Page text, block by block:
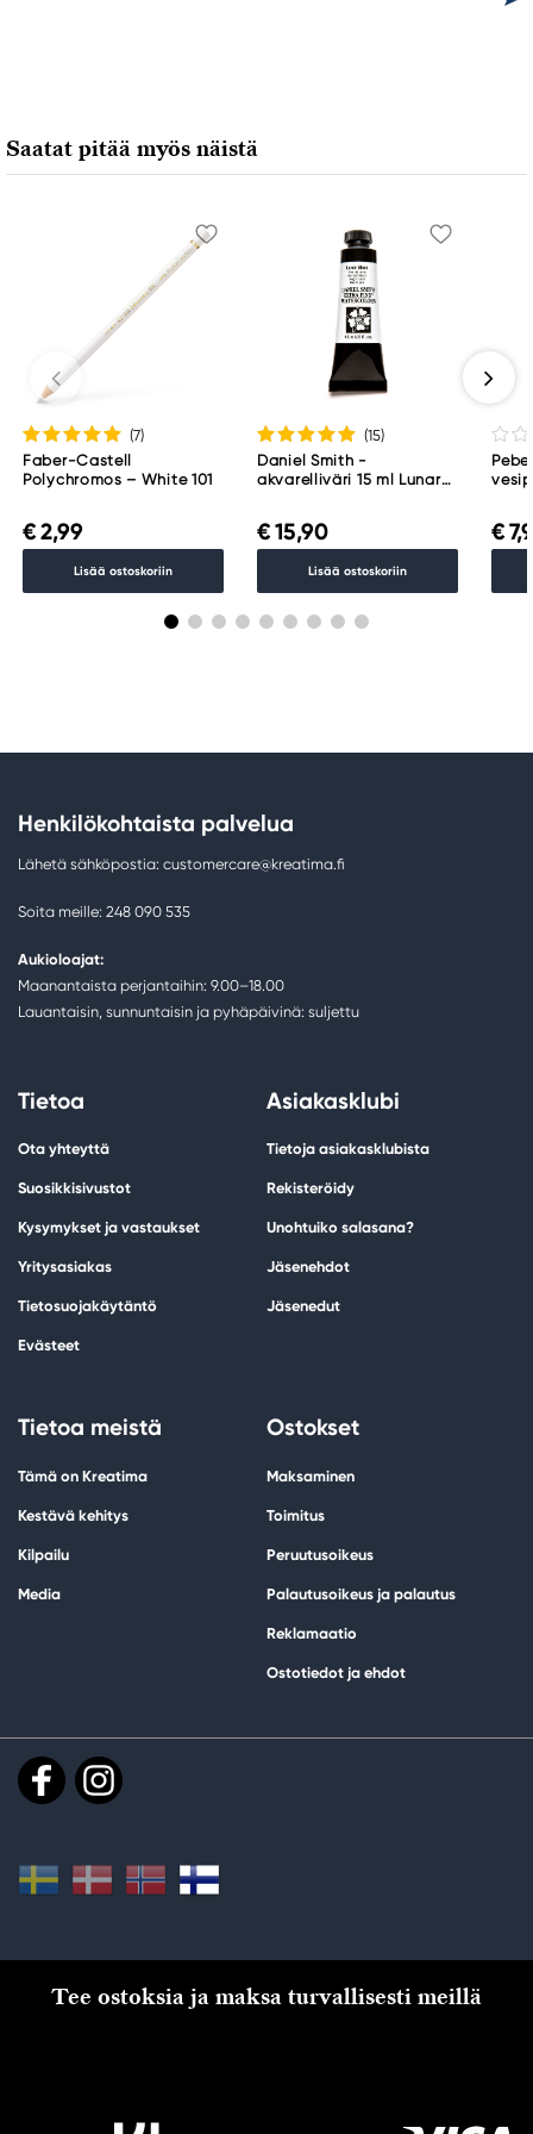
Saatat pitää myös näistä
(7)
Faber-Castell
Polychromos – White 101
€ 2,99
Lisää ostoskoriin
(15)
Daniel Smith -
akvarelliväri 15 ml Lunar
€ 15,90
Lisää ostoskoriin
€
Henkilökohtaista palvelua
Lähetä sähköpostia: customercare@kreatima.fi
Soita meille: 248 090 535
Aukioloajat:
Maanantaista perjantaihin: 9.00–18.00
Lauantaisin, sunnuntaisin ja pyhäpäivinä: suljettu
Tietoa
Ota yhteyttä
Suosikkisivustot
Kysymykset ja vastaukset
Yritysasiakas
Tietosuojakäytäntö
Evästeet
Asiakasklubi
Tietoja asiakasklubista
Rekisteröidy
Unohtuiko salasana?
Jäsenehdot
Jäsenedut
Tietoa meistä
Tämä on Kreatima
Kestävä kehitys
Kilpailu
Media
Ostokset
Maksaminen
Toimitus
Peruutusoikeus
Palautusoikeus ja palautus
Reklamaatio
Ostotiedot ja ehdot
Tee ostoksia ja maksa turvallisesti meillä